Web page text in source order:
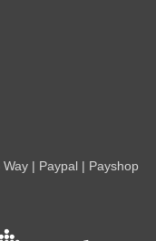
| Paypal | Payshop